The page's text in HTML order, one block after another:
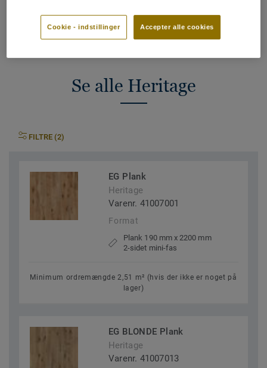
Kontakt os
Se alle Heritage
FILTRE (2)
EG Plank
Heritage
Varenr. 41007001
Format
Plank 190 mm x 2200 mm
2-sidet mini-fas
Minimum ordremængde 2,51 m² (hvis der ikke er noget på
lager)
EG BLONDE Plank
Heritage
Varenr. 41007013
Accepter alle cookies
Cookie - indstillinger